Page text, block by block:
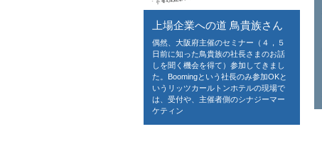
上場企業への道 鳥貴族さん
偶然、大阪府主催のセミナー（４，５
日前に知った鳥貴族の社長さまのお話
しを聞く機会を得て）参加してきまし
た。Boomingという社長のみ参加OKと
いうリッツカールトンホテルの現場で
は、受付や、主催者側のシナジーマー
ケティン